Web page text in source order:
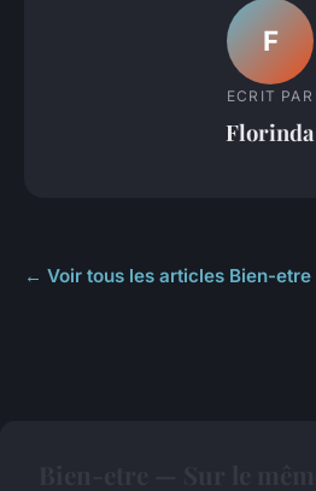
F
ECRIT PAR
Florinda
← Voir tous les articles Bien-etre